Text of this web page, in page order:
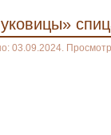
03.09.2024.